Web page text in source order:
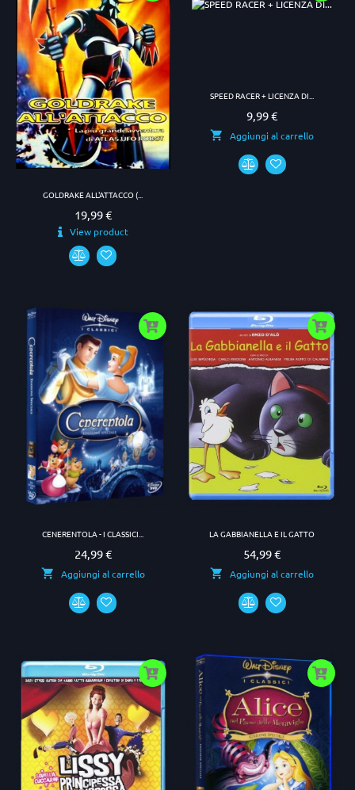
GOLDRAKE ALL'ATTACCO (...
Prezzo
19,99 €
View product
SPEED RACER + LICENZA DI...
Prezzo
9,99 €
Aggiungi al carrello
CENERENTOLA - I CLASSICI...
Prezzo
24,99 €
Aggiungi al carrello
LA GABBIANELLA E IL GATTO
Prezzo
54,99 €
Aggiungi al carrello